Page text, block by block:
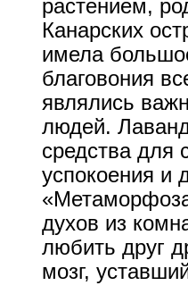
растением,
Канарских
имела
благовония
являлись
людей.
средства для
успокоения и
духов из
любить друг
мозг,